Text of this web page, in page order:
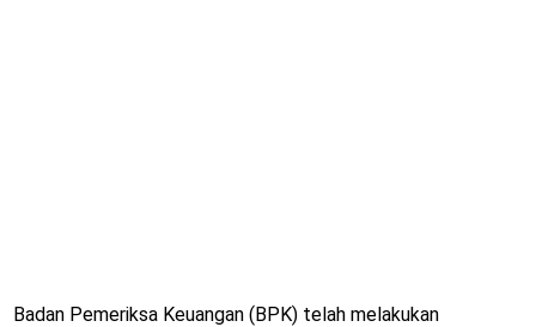
Badan Pemeriksa Keuangan (BPK) telah melakukan